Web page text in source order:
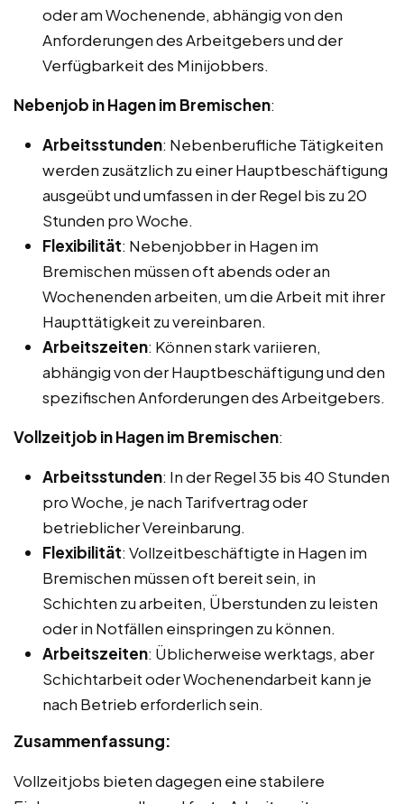
oder am Wochenende, abhängig von den
Anforderungen des Arbeitgebers und der
Verfügbarkeit des Minijobbers.
Nebenjob in Hagen im Bremischen:
Arbeitsstunden: Nebenberufliche Tätigkeiten
werden zusätzlich zu einer Hauptbeschäftigung
ausgeübt und umfassen in der Regel bis zu 20
Stunden pro Woche.
Flexibilität: Nebenjobber in Hagen im
Bremischen müssen oft abends oder an
Wochenenden arbeiten, um die Arbeit mit ihrer
Haupttätigkeit zu vereinbaren.
Arbeitszeiten: Können stark variieren,
abhängig von der Hauptbeschäftigung und den
spezifischen Anforderungen des Arbeitgebers.
Vollzeitjob in Hagen im Bremischen:
Arbeitsstunden: In der Regel 35 bis 40 Stunden
pro Woche, je nach Tarifvertrag oder
betrieblicher Vereinbarung.
Flexibilität: Vollzeitbeschäftigte in Hagen im
Bremischen müssen oft bereit sein, in
Schichten zu arbeiten, Überstunden zu leisten
oder in Notfällen einspringen zu können.
Arbeitszeiten: Üblicherweise werktags, aber
Schichtarbeit oder Wochenendarbeit kann je
nach Betrieb erforderlich sein.
Zusammenfassung:
Vollzeitjobs bieten dagegen eine stabilere